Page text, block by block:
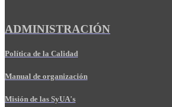
ADMINISTRACIÓN
Política de la Calidad
Manual de organización
Misión de las SyUA's